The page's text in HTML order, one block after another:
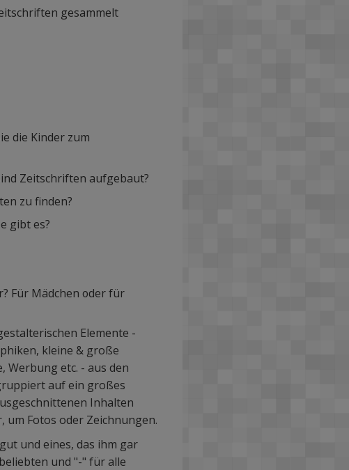
gesammelt
die Kinder zum
Zeitschriften aufgebaut?
zu finden?
gibt es?
Für Mädchen oder für
Elemente -
kleine & große
Werbung etc. - aus den
auf ein großes
Inhalten
Fotos oder Zeichnungen.
und eines, das ihm gar
und "-" für alle